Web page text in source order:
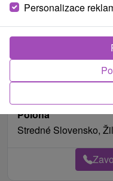
Možnosti stravování
Datum platnosti
Poloha
Stredné Slovensko,
Personalizace